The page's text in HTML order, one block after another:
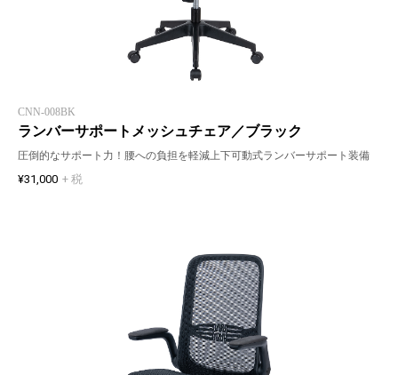
CNN-008BK
ランバーサポートメッシュチェア／ブラック
圧倒的なサポート力！腰への負担を軽減上下可動式ランバーサポート装備
¥31,000 + 税